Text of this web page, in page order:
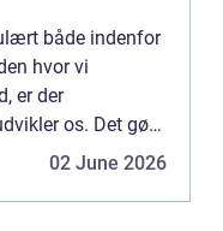
både indenfor
hvor vi
er der
os. Det gør
02 June 2026